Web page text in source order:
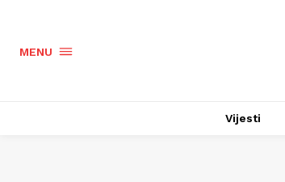
MENU
Vijesti